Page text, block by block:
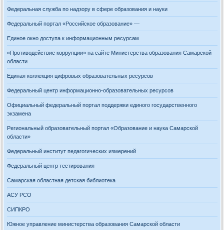
Федеральная служба по надзору в сфере образования и науки
Федеральный портал «Российское образование» —
Единое окно доступа к информационным ресурсам
«Противодействие коррупции» на сайте Министерства образования Самарской
области
Единая коллекция цифровых образовательных ресурсов
Федеральный центр информационно-образовательных ресурсов
Официальный федеральный портал поддержки единого государственного
экзамена
Региональный образовательный портал «Образование и наука Самарской
области»
Федеральный институт педагогических измерений
Федеральный центр тестирования
Самарская областная детская библиотека
АСУ РСО
СИПКРО
Южное управление министерства образования Самарской области